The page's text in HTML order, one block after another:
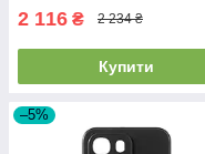
2 116 ₴ 2 234 ₴
Купити
–5%